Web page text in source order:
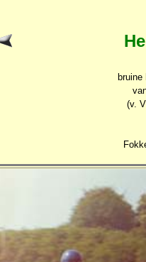
(v.